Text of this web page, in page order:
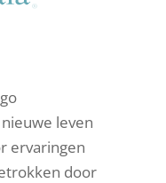
leven
ervaringen
door